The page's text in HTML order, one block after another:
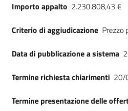
Seguici
Importo appalto 2.230.808,43 €
Criterio di aggiudicazione Prezzo
Data di pubblicazione a sistema
Termine richiesta chiarimenti 20/
Termine presentazione delle